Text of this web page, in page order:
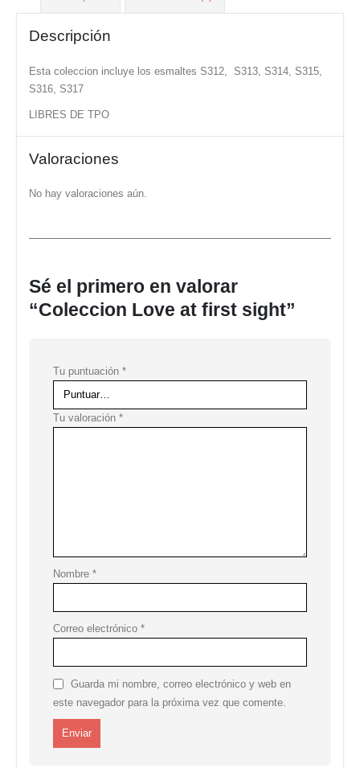
Descripción
Esta coleccion incluye los esmaltes S312, S313, S314, S315,
S316, S317
LIBRES DE TPO
Valoraciones
No hay valoraciones aún.
Sé el primero en valorar
“Coleccion Love at first sight”
Tu puntuación *
Tu valoración *
Nombre *
Correo electrónico *
Guarda mi nombre, correo electrónico y web en
este navegador para la próxima vez que comente.